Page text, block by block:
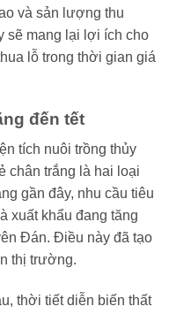
và sản lượng thu
sẽ mang lại lợi ích cho
lỗ trong thời gian giá
đến tết
tích nuôi trồng thủy
chân trắng là hai loại
gần đây, nhu cầu tiêu
xuất khẩu đang tăng
Đán. Điều này đã tạo
thị trường.
thời tiết diễn biến thất